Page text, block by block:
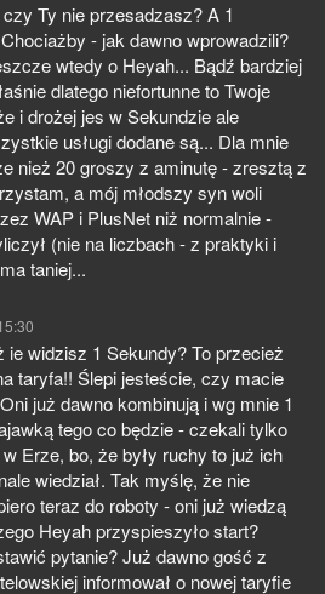
Ty nie przesadzasz? A 1
- jak dawno wprowadzili?
wtedy o Heyah... Bądź bardziej
dlatego niefortunne to Twoje
i drożej jes w Sekundzie ale
usługi dodane są... Dla mnie
nież 20 groszy z aminutę - zresztą z
a mój młodszy syn woli
WAP i PlusNet niż normalnie -
(nie na liczbach - z praktyki i
taniej...
ie widzisz 1 Sekundy? To przecież
taryfa!! Ślepi jesteście, czy macie
już dawno kombinują i wg mnie 1
tego co będzie - czekali tylko
Erze, bo, że były ruchy to już ich
wiedział. Tak myślę, że nie
teraz do roboty - oni już wiedzą
Heyah przyspieszyło start?
pytanie? Już dawno gość z
informował o nowej taryfie